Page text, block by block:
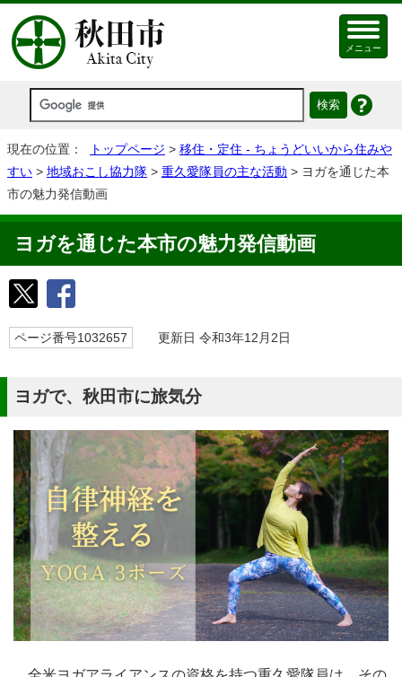
メニュー
現在の位置： トップページ > 移住・定住 - ちょうどいいから住みや
すい > 地域おこし協力隊 > 重久愛隊員の主な活動 > ヨガを通じた本
市の魅力発信動画
ヨガを通じた本市の魅力発信動画
ページ番号1032657 更新日 令和3年12月2日
ヨガで、秋田市に旅気分